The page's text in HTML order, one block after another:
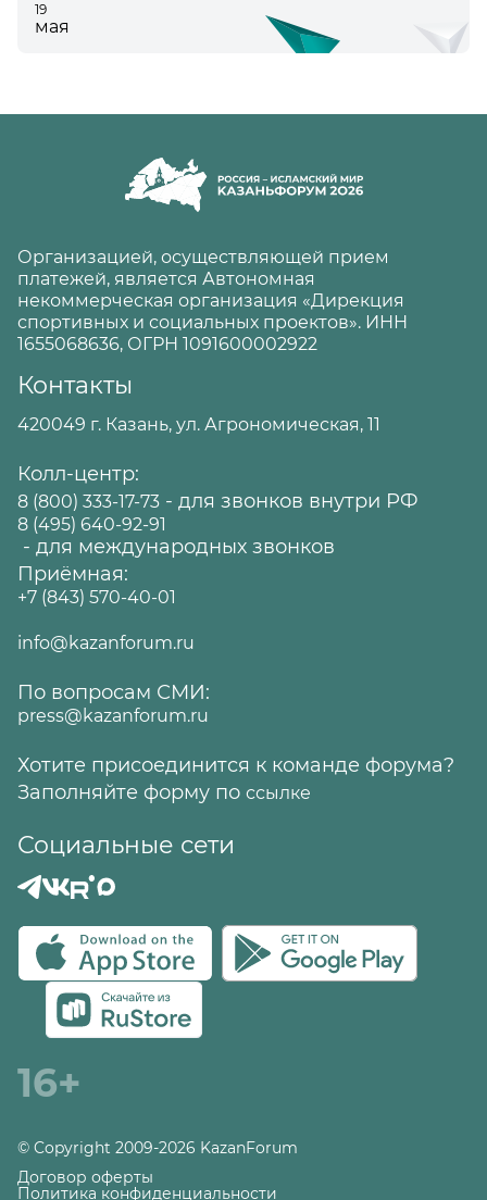
19
мая
Организацией, осуществляющей прием
платежей, является Автономная
некоммерческая организация «Дирекция
спортивных и социальных проектов». ИНН
1655068636, ОГРН 1091600002922
Контакты
420049 г. Казань, ул. Агрономическая, 11
Колл-центр:
8 (800) 333-17-73 - для звонков внутри РФ
8 (495) 640-92-91
- для международных звонков
Приёмная:
+7 (843) 570-40-01
info@kazanforum.ru
По вопросам СМИ:
press@kazanforum.ru
Хотите присоединится к команде форума?
Заполняйте форму по ссылке
Социальные сети
16+
Политика конфиденциальности
Договор оферты
© Copyright 2009-2026 KazanForum